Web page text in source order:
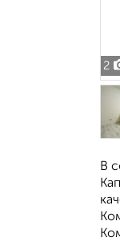
2
В